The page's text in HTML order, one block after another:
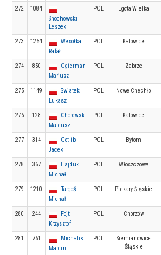
272
1084
Snochowski
Leszek
POL Lgota Wielka
273 1264
Wesołka
Rafał
POL Katowice
274 850
Ogierman
Mariusz
POL Zabrze
275 1149
Swiatek
Lukasz
POL Nowe Chechło
276 128
Chorowski
Mateusz
POL Katowice
277 314
Gotlib
Jacek
POL Bytom
278 367
Hajduk
Michał
POL Włoszczowa
279 1210
Targoś
Michał
POL Piekary Śląskie
280 244
Fojt
Krzysztof
POL Chorzów
281 761
Michalik
Marcin
POL
Siemianowice
Śląskie